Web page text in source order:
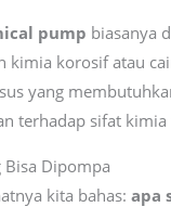
pump biasanya
kimia korosif atau
yang
terhadap sifat kimia
Bisa Dipompa
kita bahas: apa